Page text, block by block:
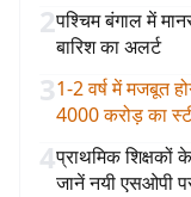
2पश्चिम बंगाल में
बारिश का अलर्ट
31-2 वर्ष में मजबूत
4000 करोड़ का
4प्राथमिक शिक्षकों
जानें नयी एसओपी